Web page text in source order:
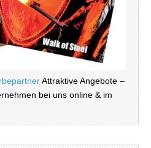
Attraktive Angebote –
bei uns online & im